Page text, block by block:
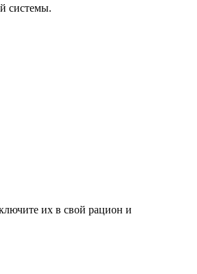
системы.
их в свой рацион и